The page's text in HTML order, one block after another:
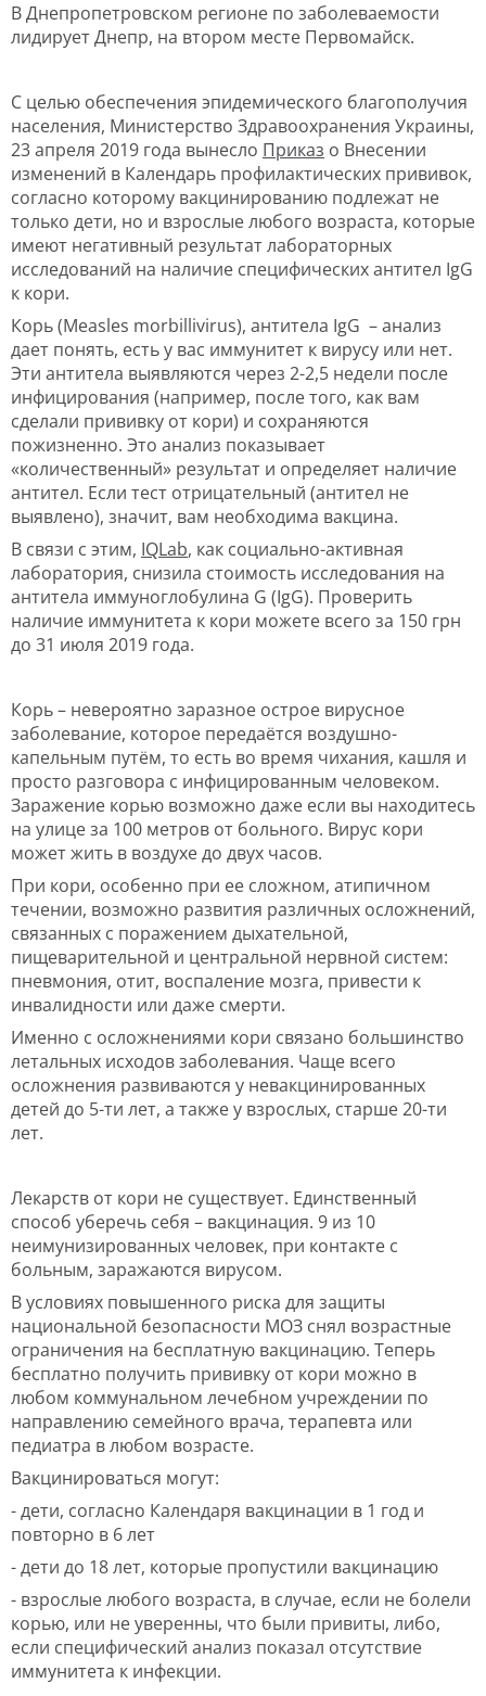
В Днепропетровском регионе по заболеваемости
лидирует Днепр, на втором месте Первомайск.
С целью обеспечения эпидемического благополучия
населения, Министерство Здравоохранения Украины,
23 апреля 2019 года вынесло Приказ о Внесении
изменений в Календарь профилактических прививок,
согласно которому вакцинированию подлежат не
только дети, но и взрослые любого возраста, которые
имеют негативный результат лабораторных
исследований на наличие специфических антител IgG
к кори.
Корь (Measles morbillivirus), антитела IgG – анализ
дает понять, есть у вас иммунитет к вирусу или нет.
Эти антитела выявляются через 2-2,5 недели после
инфицирования (например, после того, как вам
сделали прививку от кори) и сохраняются
пожизненно. Это анализ показывает
«количественный» результат и определяет наличие
антител. Если тест отрицательный (антител не
выявлено), значит, вам необходима вакцина.
В связи с этим, IQLab, как социально-активная
лаборатория, снизила стоимость исследования на
антитела иммуноглобулина G (IgG). Проверить
наличие иммунитета к кори можете всего за 150 грн
до 31 июля 2019 года.
Корь – невероятно заразное острое вирусное
заболевание, которое передаётся воздушно-
капельным путём, то есть во время чихания, кашля и
просто разговора с инфицированным человеком.
Заражение корью возможно даже если вы находитесь
на улице за 100 метров от больного. Вирус кори
может жить в воздухе до двух часов.
При кори, особенно при ее сложном, атипичном
течении, возможно развития различных осложнений,
связанных с поражением дыхательной,
пищеварительной и центральной нервной систем:
пневмония, отит, воспаление мозга, привести к
инвалидности или даже смерти.
Именно с осложнениями кори связано большинство
летальных исходов заболевания. Чаще всего
осложнения развиваются у невакцинированных
детей до 5-ти лет, а также у взрослых, старше 20-ти
лет.
Лекарств от кори не существует. Единственный
способ уберечь себя – вакцинация. 9 из 10
неимунизированных человек, при контакте с
больным, заражаются вирусом.
В условиях повышенного риска для защиты
национальной безопасности МОЗ снял возрастные
ограничения на бесплатную вакцинацию. Теперь
бесплатно получить прививку от кори можно в
любом коммунальном лечебном учреждении по
направлению семейного врача, терапевта или
педиатра в любом возрасте.
Вакцинироваться могут:
- дети, согласно Календаря вакцинации в 1 год и
повторно в 6 лет
- дети до 18 лет, которые пропустили вакцинацию
- взрослые любого возраста, в случае, если не болели
корью, или не уверенны, что были привиты, либо,
если специфический анализ показал отсутствие
иммунитета к инфекции.